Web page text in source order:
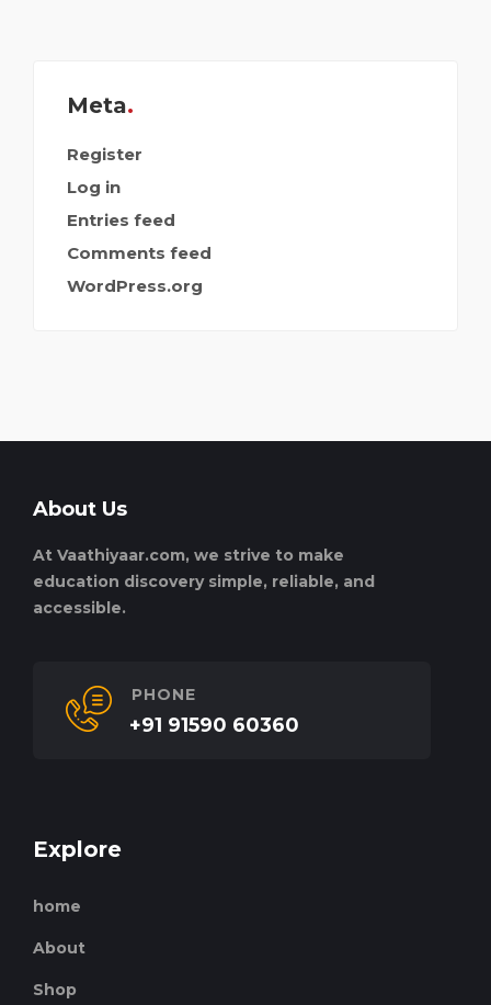
Meta
Register
Log in
Entries feed
Comments feed
WordPress.org
About Us
At Vaathiyaar.com, we strive to make
education discovery simple, reliable, and
accessible.
PHONE
+91 91590 60360
Explore
home
About
Shop